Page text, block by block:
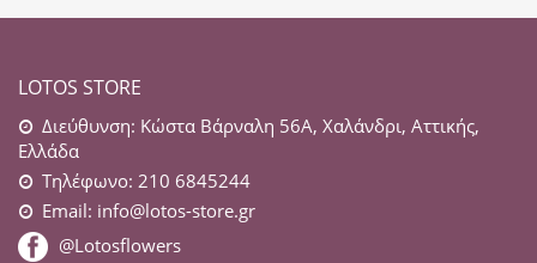
LOTOS STORE
Διεύθυνση: Κώστα Βάρναλη 56Α, Χαλάνδρι, Αττικής,
Ελλάδα
Τηλέφωνο: 210 6845244
Email: info@lotos-store.gr
@Lotosflowers